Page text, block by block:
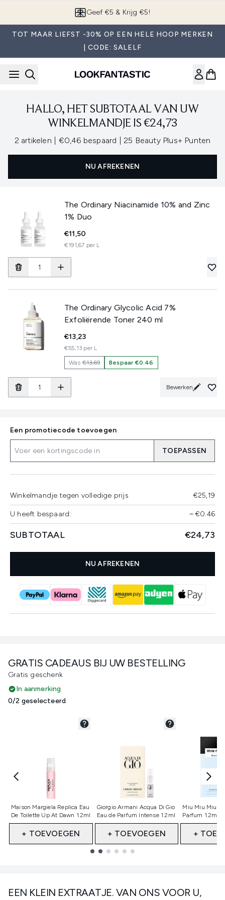
Geef €5 & Krijg €5!
TOT MAAR LIEFST -30% OP EEN HELE HOOP MERKEN
| CODE: SALELF
HALLO, HET SUBTOTAAL VAN UW
WINKELMANDJE IS €24,73
2 artikelen , €0,46 bespaard 25 Beauty Plus+ Punten
NU AFREKENEN
The Ordinary Niacinamide 10% and Zinc
1% Duo
€11,50
€191,67 per L
The Ordinary Glycolic Acid 7%
Exfoliërende Toner 240 ml
€13,23
€55,13 per L
Was€13,69 Bespaar €0.46
Bewerken
GRATIS CADEAUS BIJ UW BESTELLING
Gratis geschenk
In aanmerking
0/2 geselecteerd
Maison Margiela Replica Eau
De Toilette Up At Dawn 1.2ml
Niet geselecteerd
+ TOEVOEGEN
Giorgio Armani Acqua Di Gio
Eau de Parfum Intense 1.2ml
Niet geselecteerd
+ TOEVOEGEN
Miu Miu
Parfum 1.2ml
Niet
+
EEN KLEIN EXTRAATJE. VAN ONS VOOR U,
Een promotiecode toevoegen
TOEPASSEN
Winkelmandje tegen volledige prijs €25,19
U heeft bespaard: −€0.46
SUBTOTAAL €24,73
NU AFREKENEN